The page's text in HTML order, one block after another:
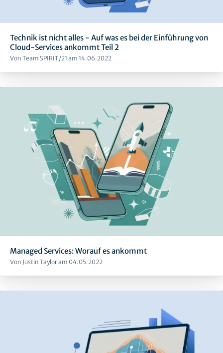
Technik ist nicht alles - Auf was es bei der Einführung von
Cloud-Services ankommt Teil 2
Von Team SPIRIT/21 am 14.06.2022
Managed Services: Worauf es ankommt
Von Justin Taylor am 04.05.2022